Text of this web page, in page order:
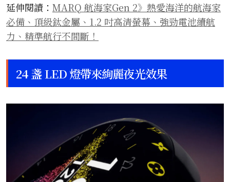
延伸閱讀： MARQ 航海家Gen 2》熱愛海洋的航海家
必備、頂級鈦金屬、1.2 吋高清螢幕、強勁電池續航
力、精準航行不間斷！
24 盞 LED 燈帶來絢麗夜光效果